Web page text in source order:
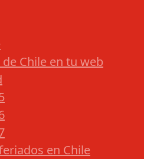
Chile en tu web
en Chile